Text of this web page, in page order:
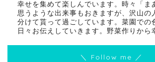
幸せを集めて楽しんでいます。時々「ま
思うような出来事もおきますが、沢山の
分けて貰って過ごしています。菜園での
日々お伝えしていきます。野菜作りか
＼ Follow me ／